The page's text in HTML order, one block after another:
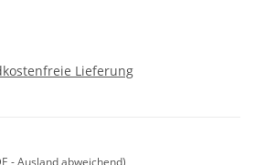
Lieferung
- Ausland abweichend)